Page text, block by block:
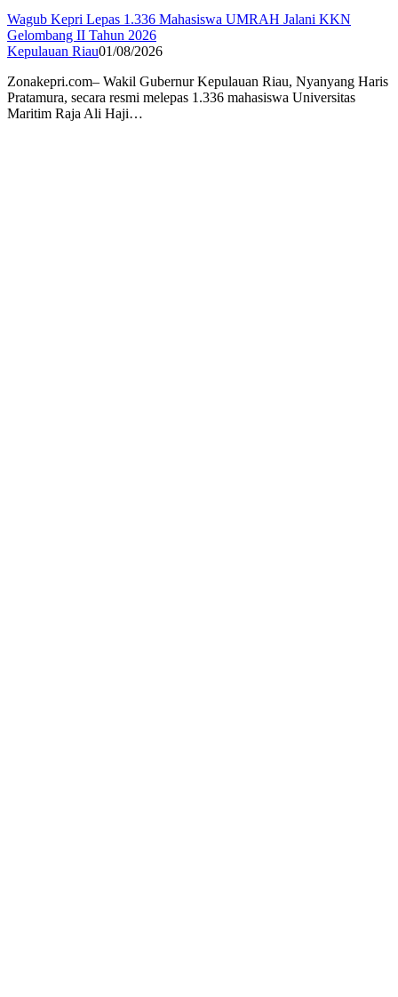
Wagub Kepri Lepas 1.336 Mahasiswa UMRAH Jalani KKN
Gelombang II Tahun 2026
Kepulauan Riau01/08/2026
Zonakepri.com– Wakil Gubernur Kepulauan Riau, Nyanyang Haris
Pratamura, secara resmi melepas 1.336 mahasiswa Universitas
Maritim Raja Ali Haji…